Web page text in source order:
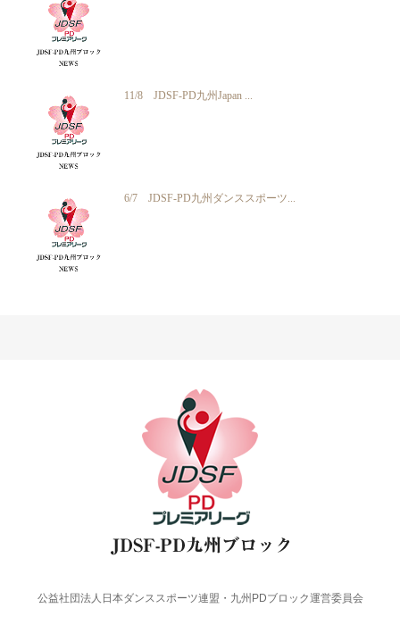
11/8 JDSF-PD九州Japan ...
6/7 JDSF-PD九州ダンススポーツ...
公益社団法人日本ダンススポーツ連盟・九州PDブロック運営委員会